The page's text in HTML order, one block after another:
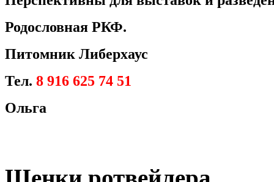
Родословная РКФ.
Питомник Либерхаус
Тел. 8 916 625 74 51
Ольга